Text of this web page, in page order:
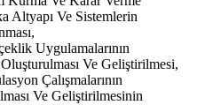
Altyapı Ve Sistemlerin
Uygulamalarının
Ve Geliştirilmesi,
Çalışmalarının
Ve Geliştirilmesinin